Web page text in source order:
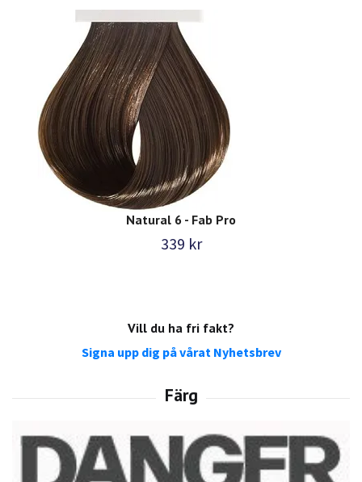
Vill du ha fri fakt?
Signa upp dig på vårat Nyhetsbrev
Natural 6 - Fab Pro
339 kr